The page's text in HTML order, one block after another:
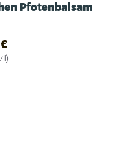
Pfotenbalsam
€
/ l)